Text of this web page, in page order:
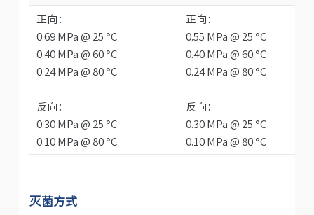
正向：
0.69 MPa @ 25 °C
0.40 MPa @ 60 °C
0.24 MPa @ 80 °C
反向：
0.30 MPa @ 25 °C
0.10 MPa @ 80 °C
正向：
0.55 MPa @ 25 °C
0.40 MPa @ 60 °C
0.24 MPa @ 80 °C
反向：
0.30 MPa @ 25 °C
0.10 MPa @ 80 °C
灭菌方式